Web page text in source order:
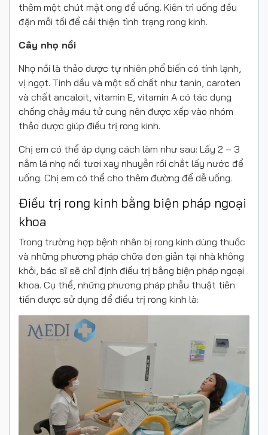
thêm một chút mật ong để uống. Kiên trì uống đều
đặn mỗi tối để cải thiện tình trạng rong kinh.
Cây nhọ nồi
Nhọ nồi là thảo dược tự nhiên phổ biến có tính lạnh,
vị ngọt. Tinh dầu và một số chất như tanin, caroten
và chất ancaloit, vitamin E, vitamin A có tác dụng
chống chảy máu tử cung nên được xếp vào nhóm
thảo dược giúp điều trị rong kinh.
Chị em có thể áp dụng cách làm như sau: Lấy 2 – 3
nắm lá nhọ nồi tươi xay nhuyễn rồi chắt lấy nước để
uống. Chị em có thể cho thêm đường để dễ uống.
Điều trị rong kinh bằng biện pháp ngoại
khoa
Trong trường hợp bệnh nhân bị rong kinh dùng thuốc
và những phương pháp chữa đơn giản tại nhà không
khỏi, bác sĩ sẽ chỉ định điều trị bằng biện pháp ngoại
khoa. Cụ thể, những phương pháp phẫu thuật tiên
tiến được sử dụng để điều trị rong kinh là: